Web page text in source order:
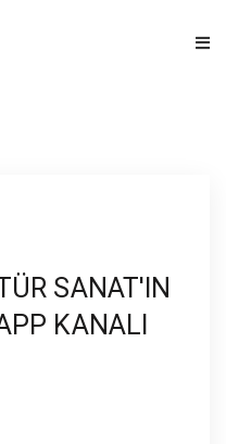
BLOGSANAT'IN
KANALI